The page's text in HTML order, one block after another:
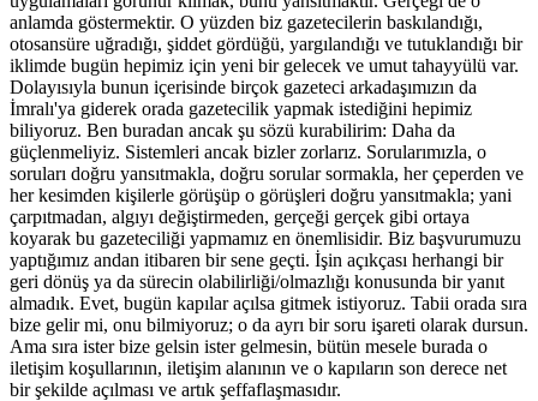
anlamda göstermektir. O yüzden biz gazetecilerin baskılandığı,
otosansüre uğradığı, şiddet gördüğü, yargılandığı ve tutuklandığı bir
iklimde bugün hepimiz için yeni bir gelecek ve umut tahayyülü var.
Dolayısıyla bunun içerisinde birçok gazeteci arkadaşımızın da
İmralı'ya giderek orada gazetecilik yapmak istediğini hepimiz
biliyoruz. Ben buradan ancak şu sözü kurabilirim: Daha da
güçlenmeliyiz. Sistemleri ancak bizler zorlarız. Sorularımızla, o
soruları doğru yansıtmakla, doğru sorular sormakla, her çeperden ve
her kesimden kişilerle görüşüp o görüşleri doğru yansıtmakla; yani
çarpıtmadan, algıyı değiştirmeden, gerçeği gerçek gibi ortaya
koyarak bu gazeteciliği yapmamız en önemlisidir. Biz başvurumuzu
yaptığımız andan itibaren bir sene geçti. İşin açıkçası herhangi bir
geri dönüş ya da sürecin olabilirliği/olmazlığı konusunda bir yanıt
almadık. Evet, bugün kapılar açılsa gitmek istiyoruz. Tabii orada sıra
bize gelir mi, onu bilmiyoruz; o da ayrı bir soru işareti olarak dursun.
Ama sıra ister bize gelsin ister gelmesin, bütün mesele burada o
iletişim koşullarının, iletişim alanının ve o kapıların son derece net
bir şekilde açılması ve artık şeffaflaşmasıdır.